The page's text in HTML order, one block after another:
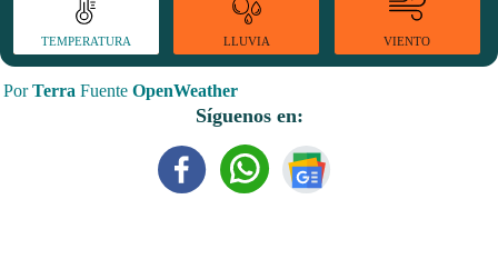
TEMPERATURA LLUVIA VIENTO
PorTerra Fuente OpenWeather
Síguenos en: